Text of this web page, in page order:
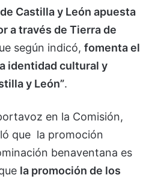
Castilla y León apuesta
a través de Tierra de
según indicó, fomenta el
identidad cultural y
y León”.
en la Comisión,
que la promoción
benaventana es
la promoción de los